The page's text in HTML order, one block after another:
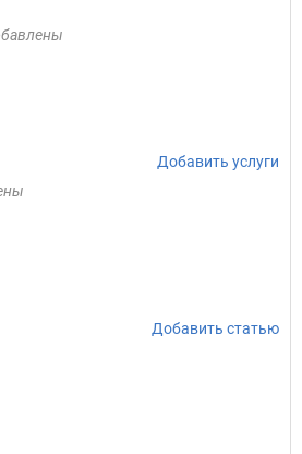
Добавить услуги
Добавить статью